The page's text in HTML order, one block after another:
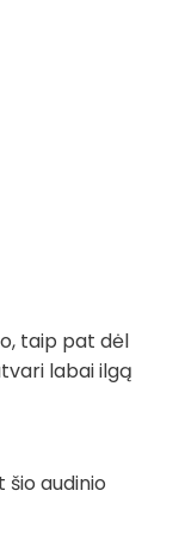
taip pat dėl
labai ilgą
audinio